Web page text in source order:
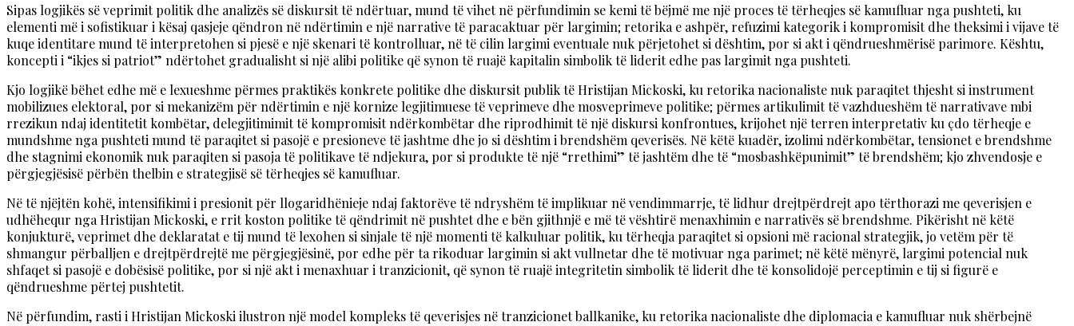
Sipas logjikës së veprimit politik dhe analizës së diskursit të ndërtuar, mund të vihet në përfundimin se kemi të bëjmë me një proces të tërheqjes së kamufluar nga pushteti, ku
elementi më i sofistikuar i kësaj qasjeje qëndron në ndërtimin e një narrative të paracaktuar për largimin; retorika e ashpër, refuzimi kategorik i kompromisit dhe theksimi i vijave të
kuqe identitare mund të interpretohen si pjesë e një skenari të kontrolluar, në të cilin largimi eventuale nuk përjetohet si dështim, por si akt i qëndrueshmërisë parimore. Kështu,
koncepti i “ikjes si patriot” ndërtohet gradualisht si një alibi politike që synon të ruajë kapitalin simbolik të liderit edhe pas largimit nga pushteti.
Kjo logjikë bëhet edhe më e lexueshme përmes praktikës konkrete politike dhe diskursit publik të Hristijan Mickoski, ku retorika nacionaliste nuk paraqitet thjesht si instrument
mobilizues elektoral, por si mekanizëm për ndërtimin e një kornize legjitimuese të veprimeve dhe mosveprimeve politike; përmes artikulimit të vazhdueshëm të narrativave mbi
rrezikun ndaj identitetit kombëtar, delegjitimimit të kompromisit ndërkombëtar dhe riprodhimit të një diskursi konfrontues, krijohet një terren interpretativ ku çdo tërheqje e
mundshme nga pushteti mund të paraqitet si pasojë e presioneve të jashtme dhe jo si dështim i brendshëm qeverisës. Në këtë kuadër, izolimi ndërkombëtar, tensionet e brendshme
dhe stagnimi ekonomik nuk paraqiten si pasoja të politikave të ndjekura, por si produkte të një “rrethimi” të jashtëm dhe të “mosbashkëpunimit” të brendshëm; kjo zhvendosje e
përgjegjësisë përbën thelbin e strategjisë së tërheqjes së kamufluar.
Në të njëjtën kohë, intensifikimi i presionit për llogaridhënieje ndaj faktorëve të ndryshëm të implikuar në vendimmarrje, të lidhur drejtpërdrejt apo tërthorazi me qeverisjen e
udhëhequr nga Hristijan Mickoski, e rrit koston politike të qëndrimit në pushtet dhe e bën gjithnjë e më të vështirë menaxhimin e narrativës së brendshme. Pikërisht në këtë
konjukturë, veprimet dhe deklaratat e tij mund të lexohen si sinjale të një momenti të kalkuluar politik, ku tërheqja paraqitet si opsioni më racional strategjik, jo vetëm për të
shmangur përballjen e drejtpërdrejtë me përgjegjësinë, por edhe për ta rikoduar largimin si akt vullnetar dhe të motivuar nga parimet; në këtë mënyrë, largimi potencial nuk
shfaqet si pasojë e dobësisë politike, por si një akt i menaxhuar i tranzicionit, që synon të ruajë integritetin simbolik të liderit dhe të konsolidojë perceptimin e tij si figurë e
qëndrueshme përtej pushtetit.
Në përfundim, rasti i Hristijan Mickoski ilustron një model kompleks të qeverisjes në tranzicionet ballkanike, ku retorika nacionaliste dhe diplomacia e kamufluar nuk shërbejnë